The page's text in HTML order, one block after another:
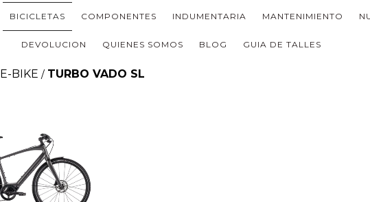
BICICLETAS COMPONENTES INDUMENTARIA MANTENIMIENTO
DEVOLUCION QUIENES SOMOS BLOG GUIA DE TALLES
E-BIKE / TURBO VADO SL